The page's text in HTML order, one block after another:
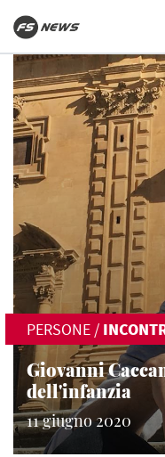
PERSONE /
Giovanni
dell'infanzia
11 giugno 2020